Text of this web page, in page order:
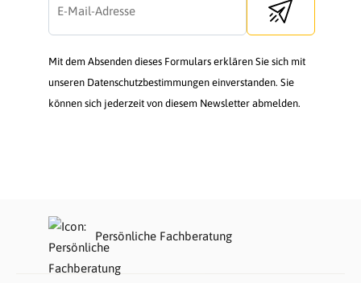
Send newsletter
Mit dem Absenden dieses Formulars erklären Sie sich mit
unseren Datenschutzbestimmungen einverstanden. Sie
können sich jederzeit von diesem Newsletter abmelden.
Persönliche Fachberatung